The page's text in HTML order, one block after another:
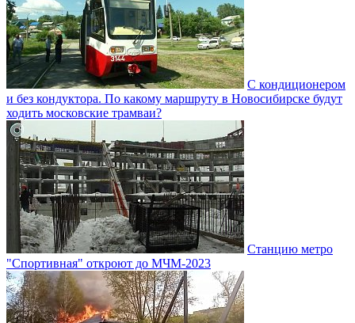
С кондиционером
и без кондуктора. По какому маршруту в Новосибирске будут
ходить московские трамваи?
Станцию метро
"Спортивная" откроют до МЧМ-2023